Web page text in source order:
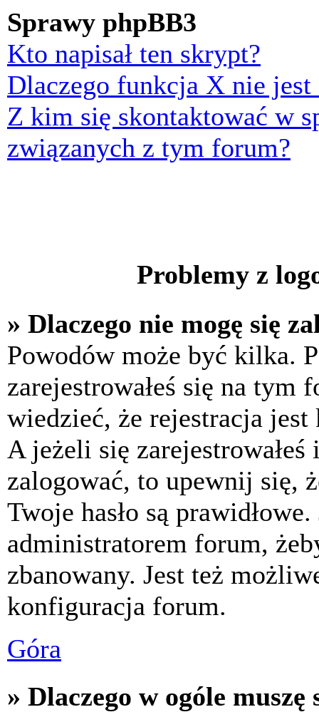
Sprawy phpBB3
Kto napisał ten skrypt?
Dlaczego funkcja X nie jest
Z kim się skontaktować w
związanych z tym forum?
Problemy z
» Dlaczego nie mogę się
Powodów może być kilka.
zarejestrowałeś się na tym
wiedzieć, że rejestracja
A jeżeli się
zalogować, to upewnij się,
Twoje hasło są
administratorem forum,
zbanowany. Jest też
konfiguracja forum.
Góra
» Dlaczego w ogóle